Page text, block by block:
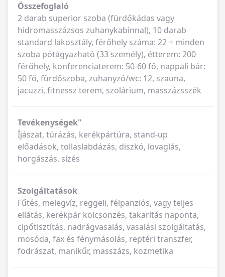
Összefoglaló
2 darab superior szoba (fürdőkádas vagy
hidromasszázsos zuhanykabinnal), 10 darab
standard lakosztály, férőhely száma: 22 + minden
szoba pótágyazható (33 személy), étterem: 200
férőhely, konferenciaterem: 50-60 fő, nappali bár:
50 fő, fürdőszoba, zuhanyzó/wc: 12, szauna,
jacuzzi, fitnessz terem, szolárium, masszázsszék
Tevékenységek"
Íjászat, túrázás, kerékpártúra, stand-up
előadások, tollaslabdázás, diszkó, lovaglás,
horgászás, sízés
Szolgáltatások
Fűtés, melegvíz, reggeli, félpanziós, vagy teljes
ellátás, kerékpár kölcsönzés, takarítás naponta,
cipőtisztítás, nadrágvasalás, vasalási szolgáltatás,
mosóda, fax és fénymásolás, reptéri transzfer,
fodrászat, manikűr, masszázs, kozmetika